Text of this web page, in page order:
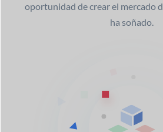
oportunidad de crear el mercado
ha soñado.